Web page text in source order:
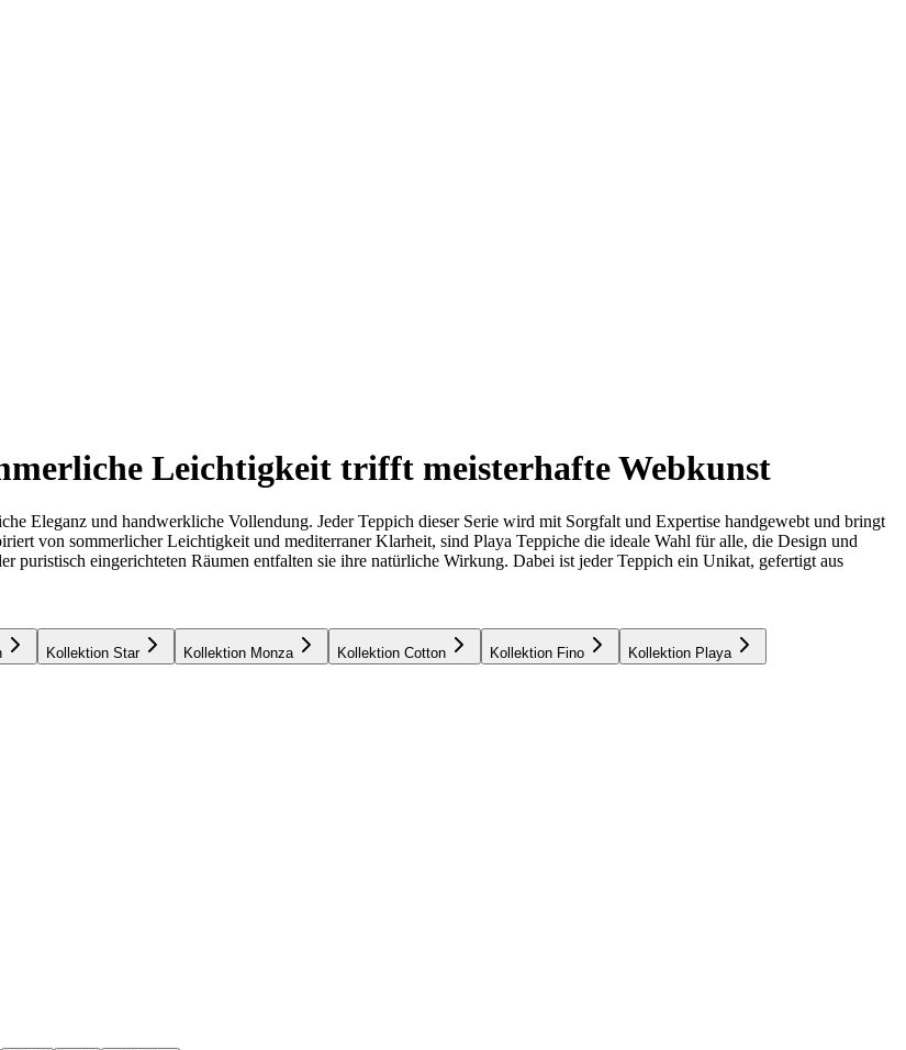
Leichtigkeit trifft meisterhafte Webkunst
Eleganz und handwerkliche Vollendung. Jeder Teppich dieser Serie wird mit Sorgfalt und Expertise handgewebt und bringt
von sommerlicher Leichtigkeit und mediterraner Klarheit, sind Playa Teppiche die ideale Wahl für alle, die Design und
puristisch eingerichteten Räumen entfalten sie ihre natürliche Wirkung. Dabei ist jeder Teppich ein Unikat, gefertigt aus
Kollektion Star Kollektion Monza Kollektion Cotton Kollektion Fino Kollektion Playa